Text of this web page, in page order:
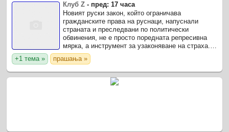
Клуб Z - пред: 17 часа
Новият руски закон, който ограничава
гражданските права на руснаци, напуснали
страната и преследвани по политически
обвинения, не е просто поредната репресивна
мярка, а инструмент за узаконяване на страха.
Такова е мнението на коментара на
опозиционното издание „Новая газета.
+1 тема » прашања »